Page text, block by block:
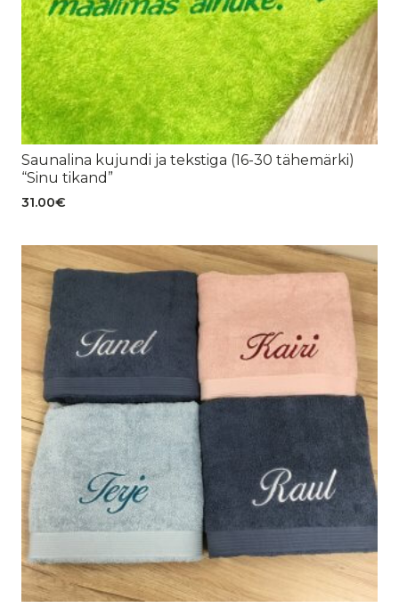
Saunalina kujundi ja tekstiga (16-30 tähemärki)
“Sinu tikand”
31.00€